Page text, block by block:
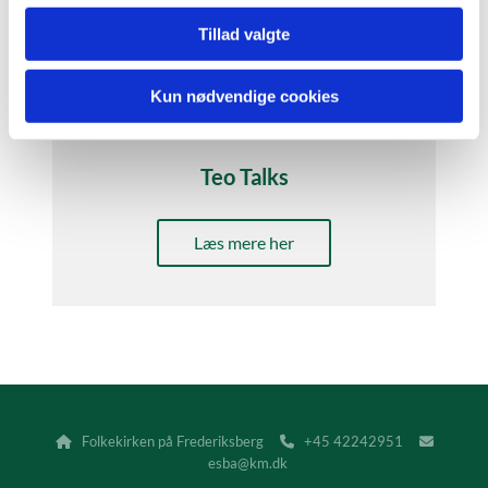
Tillad valgte
Kun nødvendige cookies
Teo Talks
Læs mere her
Folkekirken på Frederiksberg +45 42242951 
esba@km.dk